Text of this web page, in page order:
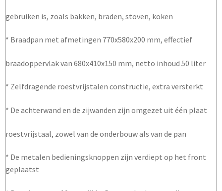
gebruiken is, zoals bakken, braden, stoven, koken
* Braadpan met afmetingen 770x580x200 mm, effectief
braadoppervlak van 680x410x150 mm, netto inhoud 50 liter
* Zelfdragende roestvrijstalen constructie, extra versterkt
* De achterwand en de zijwanden zijn omgezet uit één plaat
roestvrijstaal, zowel van de onderbouw als van de pan
* De metalen bedieningsknoppen zijn verdiept op het front
geplaatst